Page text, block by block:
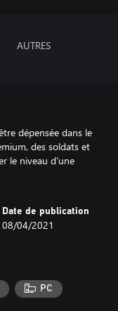
AUTRES
dépensée dans le
des soldats et
le niveau d'une
Date de publication
08/04/2021
PC